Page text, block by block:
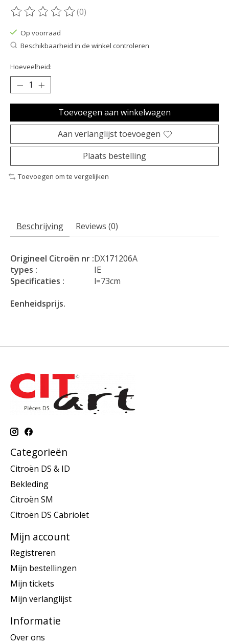
De beoordeling van dit product is
(0)
Op voorraad
Beschikbaarheid in de winkel controleren
Hoeveelheid:
Toevoegen aan winkelwagen
Aan verlanglijst toevoegen
Plaats bestelling
Toevoegen om te vergelijken
Beschrijving Reviews (0)
Origineel Citroën nr :DX171206A
types :
IE
Specificaties :
l=73cm
Eenheidsprijs.
Categorieën
Citroën DS & ID
Bekleding
Citroën SM
Citroën DS Cabriolet
Mijn account
Registreren
Mijn bestellingen
Mijn tickets
Mijn verlanglijst
Informatie
Over ons